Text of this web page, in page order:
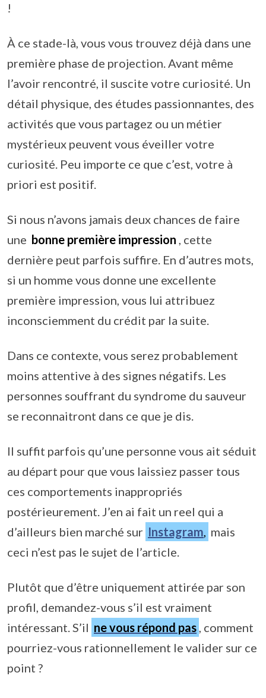
!
À ce stade-là, vous vous trouvez déjà dans une
première phase de projection. Avant même
l’avoir rencontré, il suscite votre curiosité. Un
détail physique, des études passionnantes, des
activités que vous partagez ou un métier
mystérieux peuvent vous éveiller votre
curiosité. Peu importe ce que c’est, votre à
priori est positif.
Si nous n’avons jamais deux chances de faire
une bonne première impression , cette
dernière peut parfois suffire. En d’autres mots,
si un homme vous donne une excellente
première impression, vous lui attribuez
inconsciemment du crédit par la suite.
Dans ce contexte, vous serez probablement
moins attentive à des signes négatifs. Les
personnes souffrant du syndrome du sauveur
se reconnaitront dans ce que je dis.
Il suffit parfois qu’une personne vous ait séduit
au départ pour que vous laissiez passer tous
ces comportements inappropriés
postérieurement. J’en ai fait un reel qui a
d’ailleurs bien marché sur Instagram, mais
ceci n’est pas le sujet de l’article.
Plutôt que d’être uniquement attirée par son
profil, demandez-vous s’il est vraiment
intéressant. S’il ne vous répond pas, comment
pourriez-vous rationnellement le valider sur ce
point ?